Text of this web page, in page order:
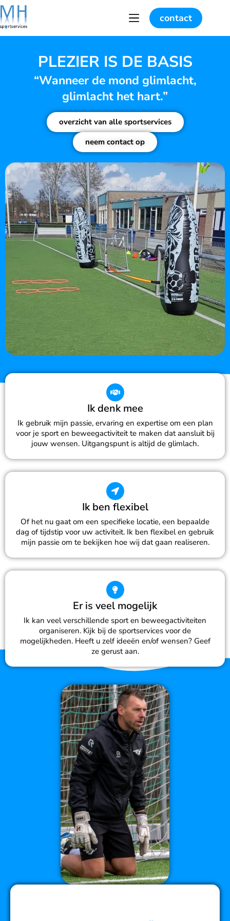
contact
PLEZIER IS DE BASIS
“Wanneer de mond glimlacht,
glimlacht het hart.”
overzicht van alle sportservices
neem contact op
Ik denk mee
Ik gebruik mijn passie, ervaring en expertise om een plan
voor je sport en beweegactiviteit te maken dat aansluit bij
jouw wensen. Uitgangspunt is altijd de glimlach.
Ik ben flexibel
Of het nu gaat om een specifieke locatie, een bepaalde
dag of tijdstip voor uw activiteit. Ik ben flexibel en gebruik
mijn passie om te bekijken hoe wij dat gaan realiseren.
Er is veel mogelijk
Ik kan veel verschillende sport en beweegactiviteiten
organiseren. Kijk bij de sportservices voor de
mogelijkheden. Heeft u zelf ideeën en/of wensen? Geef
ze gerust aan.